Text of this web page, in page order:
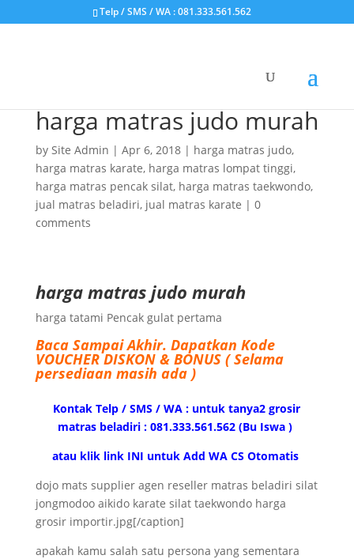
Telp / SMS / WA : 081.333.561.562
harga matras judo murah
by Site Admin | Apr 6, 2018| harga matras judo,
harga matras karate, harga matras lompat tinggi,
harga matras pencak silat, harga matras taekwondo,
jual matras beladiri, jual matras karate | 0
comments
harga matras judo murah
harga tatami Pencak gulat pertama
Baca Sampai Akhir. Dapatkan Kode
VOUCHER DISKON & BONUS ( Selama
persediaan masih ada )
Kontak Telp / SMS / WA : untuk tanya2 grosir
matras beladiri : 081.333.561.562 (Bu Iswa )
atau klik link INI untuk Add WA CS Otomatis
dojo mats supplier agen reseller matras beladiri silat
jongmodoo aikido karate silat taekwondo harga
grosir importir.jpg[/caption]
apakah kamu salah satu persona yang sementara